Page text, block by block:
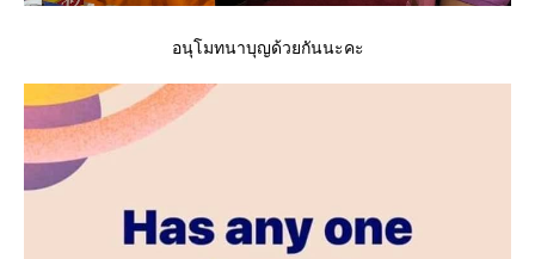
อนุโมทนาบุญด้วยกันนะคะ